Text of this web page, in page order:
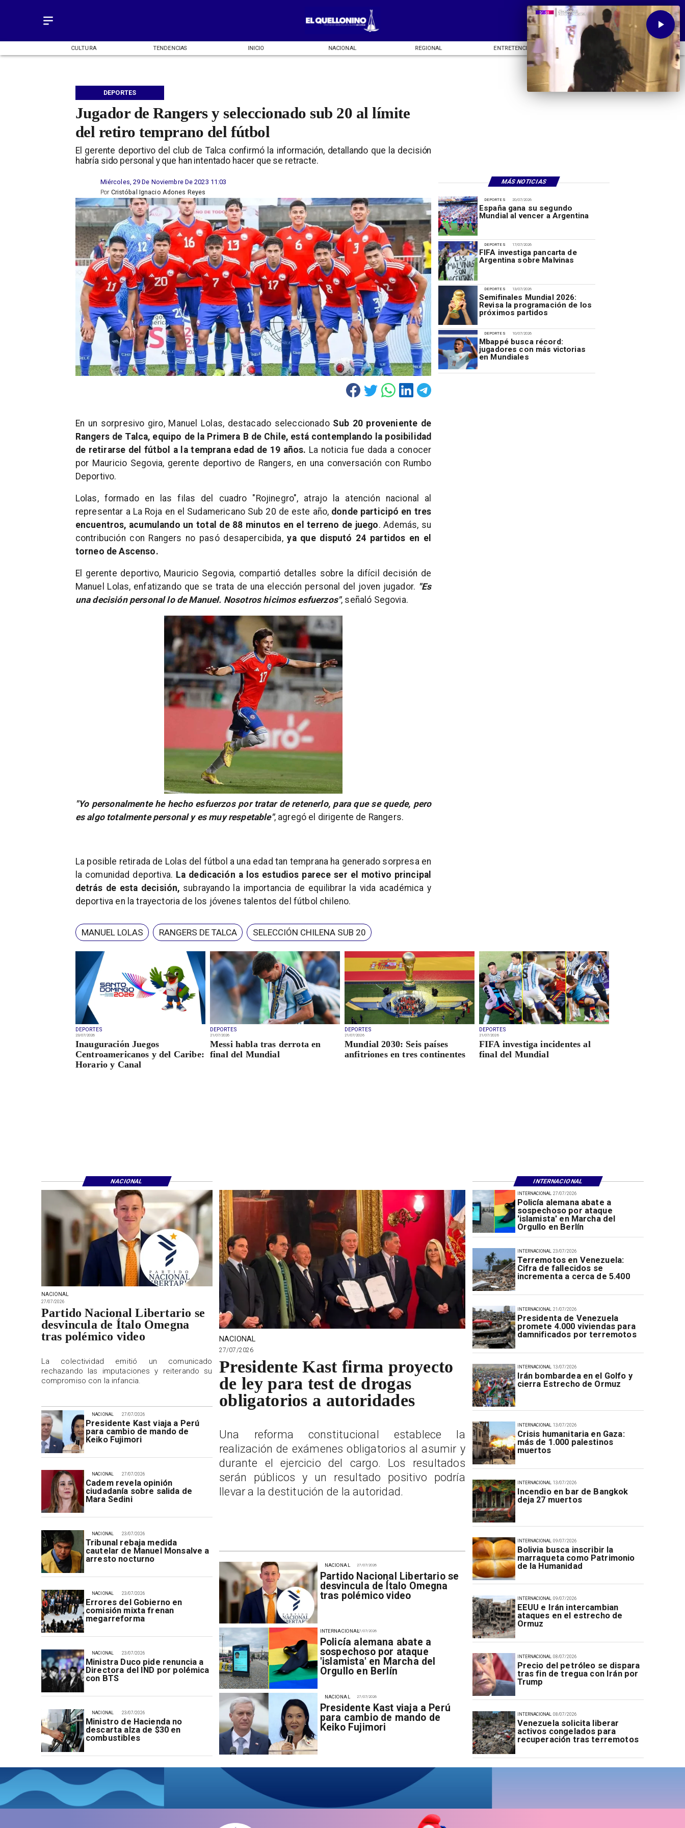
CULTURA TENDENCIAS INICIO NACIONAL REGIONAL ENTRETENCIÓN
Jugador de Rangers y seleccionado sub 20 al límite
del retiro temprano del fútbol
El gerente deportivo del club de Talca confirmó la información, detallando que la decisión
habría sido personal y que han intentado hacer que se retracte.
DEPORTES
MÁS NOTICIAS
Miércoles, 29 De Noviembre De 2023 11:03
Cristóbal Ignacio Adones Reyes
Por
DEPORTES
23/07/2026
Inauguración Juegos
Centroamericanos y del Caribe:
Horario y Canal
DEPORTES
21/07/2026
Messi habla tras derrota en
final del Mundial
DEPORTES
21/07/2026
Mundial 2030: Seis países
anfitriones en tres continentes
DEPORTES
21/07/2026
FIFA investiga incidentes al
final del Mundial
20/07/2026
España gana su segundo
Mundial al vencer a Argentina
DEPORTES
17/07/2026
FIFA investiga pancarta de
Argentina sobre Malvinas
DEPORTES
13/07/2026
Semifinales Mundial 2026:
Revisa la programación de los
próximos partidos
DEPORTES
10/07/2026
Mbappé busca récord:
jugadores con más victorias
en Mundiales
DEPORTES
En un sorpresivo giro, Manuel Lolas, destacado seleccionado Sub 20 proveniente de
Rangers de Talca, equipo de la Primera B de Chile, está contemplando la posibilidad
de retirarse del fútbol a la temprana edad de 19 años. La noticia fue dada a conocer
por Mauricio Segovia, gerente deportivo de Rangers, en una conversación con Rumbo
Deportivo.
Lolas, formado en las filas del cuadro "Rojinegro", atrajo la atención nacional al
representar a La Roja en el Sudamericano Sub 20 de este año, donde participó en tres
encuentros, acumulando un total de 88 minutos en el terreno de juego. Además, su
contribución con Rangers no pasó desapercibida,ya que disputó 24 partidos en el
torneo de Ascenso.
El gerente deportivo, Mauricio Segovia, compartió detalles sobre la difícil decisión de
Manuel Lolas, enfatizando que se trata de una elección personal del joven jugador. "Es
una decisión personal lo de Manuel. Nosotros hicimos esfuerzos", señaló Segovia.
"Yo personalmente he hecho esfuerzos por tratar de retenerlo, para que se quede, pero
es algo totalmente personal y es muy respetable", agregó el dirigente de Rangers.
La posible retirada de Lolas del fútbol a una edad tan temprana ha generado sorpresa en
la comunidad deportiva. La dedicación a los estudios parece ser el motivo principal
detrás de esta decisión, subrayando la importancia de equilibrar la vida académica y
deportiva en la trayectoria de los jóvenes talentos del fútbol chileno.
MANUEL LOLAS RANGERS DE TALCA SELECCIÓN CHILENA SUB 20
27/07/2026
Policía alemana abate a
sospechoso por ataque
'islamista' en Marcha del
Orgullo en Berlín
INTERNACIONAL
23/07/2026
Terremotos en Venezuela:
Cifra de fallecidos se
incrementa a cerca de 5.400
INTERNACIONAL
21/07/2026
Presidenta de Venezuela
promete 4.000 viviendas para
damnificados por terremotos
INTERNACIONAL
13/07/2026
Irán bombardea en el Golfo y
cierra Estrecho de Ormuz
INTERNACIONAL
13/07/2026
Crisis humanitaria en Gaza:
más de 1.000 palestinos
muertos
INTERNACIONAL
13/07/2026
Incendio en bar de Bangkok
deja 27 muertos
INTERNACIONAL
09/07/2026
Bolivia busca inscribir la
marraqueta como Patrimonio
de la Humanidad
INTERNACIONAL
09/07/2026
EEUU e Irán intercambian
ataques en el estrecho de
Ormuz
INTERNACIONAL
08/07/2026
Precio del petróleo se dispara
tras fin de tregua con Irán por
Trump
INTERNACIONAL
08/07/2026
Venezuela solicita liberar
activos congelados para
recuperación tras terremotos
INTERNACIONAL
27/07/2026
Presidente Kast viaja a Perú
para cambio de mando de
Keiko Fujimori
NACIONAL
27/07/2026
Cadem revela opinión
ciudadanía sobre salida de
Mara Sedini
NACIONAL
23/07/2026
Tribunal rebaja medida
cautelar de Manuel Monsalve a
arresto nocturno
NACIONAL
23/07/2026
Errores del Gobierno en
comisión mixta frenan
megarreforma
NACIONAL
23/07/2026
Ministra Duco pide renuncia a
Directora del IND por polémica
con BTS
NACIONAL
23/07/2026
Ministro de Hacienda no
descarta alza de $30 en
combustibles
NACIONAL
27/07/2026
Partido Nacional Libertario se
desvincula de Ítalo Omegna
tras polémico video
NACIONAL
27/07/2026
Policía alemana abate a
sospechoso por ataque
'islamista' en Marcha del
Orgullo en Berlín
INTERNACIONAL
27/07/2026
Presidente Kast viaja a Perú
para cambio de mando de
Keiko Fujimori
NACIONAL
NACIONAL
27/07/2026
Partido Nacional Libertario se
desvincula de Ítalo Omegna
tras polémico video
La colectividad emitió un comunicado
rechazando las imputaciones y reiterando su
compromiso con la infancia.
NACIONAL
27/07/2026
Presidente Kast firma proyecto
de ley para test de drogas
obligatorios a autoridades
Una reforma constitucional establece la
realización de exámenes obligatorios al asumir y
durante el ejercicio del cargo. Los resultados
serán públicos y un resultado positivo podría
llevar a la destitución de la autoridad.
NACIONAL INTERNACIONAL